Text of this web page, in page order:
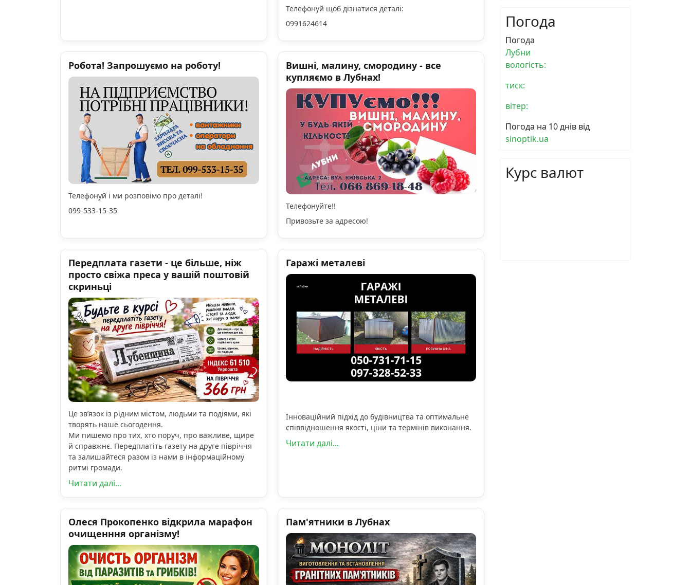
Телефонуй щоб дізнатися деталі:
0991624614
Робота! Запрошуємо на роботу!
Телефонуй і ми розповімо про деталі!
099-533-15-35
Вишні, малину, смородину - все
купляємо в Лубнах!
Телефонуйте!!
Привозьте за адресою!
Передплата газети - це більше, ніж
просто свіжа преса у вашій поштовій
скриньці
Це зв’язок із рідним містом, людьми та подіями, які
творять наше сьогодення.
Ми пишемо про тих, хто поруч, про важливе, щире
й справжнє. Передплатіть газету на друге півріччя
та залишайтеся разом із нами в інформаційному
ритмі громади.
Читати далі...
Гаражі металеві
Інноваційний підхід до будівництва та оптимальне
співвідношення якості, ціни та термінів виконання.
Читати далі...
Олеся Прокопенко відкрила марафон
очищенння організму!
Пам'ятники в Лубнах
Погода
Погода
Лубни
вологість:
тиск:
вітер:
Погода на 10 днів від
sinoptik.ua
Курс валют